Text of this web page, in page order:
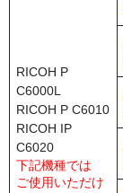
RICOH P
C6000L
RICOH P C6010
RICOH IP
C6020
下記機種では
ご使用いただけ